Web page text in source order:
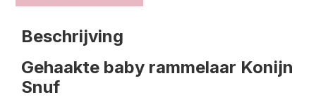
Beschrijving
Gehaakte baby rammelaar Konijn
Snuf